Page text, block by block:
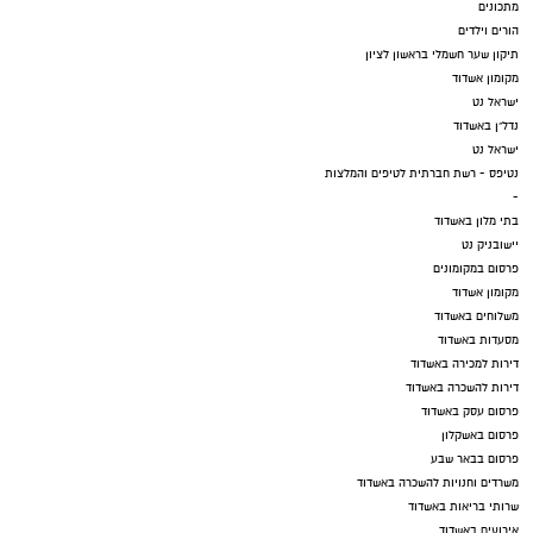
מתכונים
הורים וילדים
תיקון שער חשמלי בראשון לציון
מקומון אשדוד
ישראל נט
נדל"ן באשדוד
ישראל נט
נטיפס - רשת חברתית לטיפים והמלצות
-
בתי מלון באשדוד
יישובניק נט
פרסום במקומונים
מקומון אשדוד
משלוחים באשדוד
מסעדות באשדוד
דירות למכירה באשדוד
דירות להשכרה באשדוד
פרסום עסק באשדוד
פרסום באשקלון
פרסום בבאר שבע
משרדים וחנויות להשכרה באשדוד
שרותי בריאות באשדוד